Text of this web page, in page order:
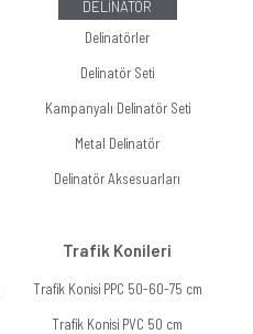
DELİNATÖR
Delinatörler
Delinatör Seti
Kampanyalı Delinatör Seti
Metal Delinatör
Delinatör Aksesuarları
Trafik Konileri
Trafik Konisi PPC 50-60-75 cm
Trafik Konisi PVC 50 cm